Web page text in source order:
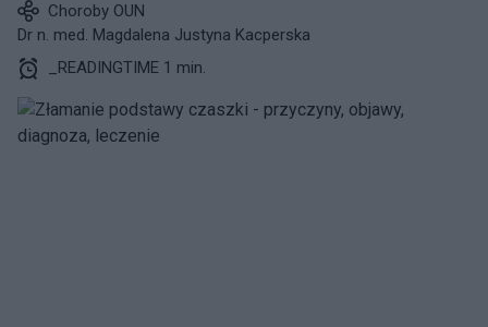
Choroby OUN
Dr n. med. Magdalena Justyna Kacperska
_READINGTIME 1 min.